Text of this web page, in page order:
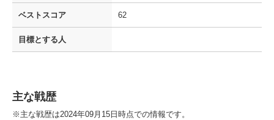
ベストスコア 62
目標とする人
主な戦歴
※主な戦歴は2024年09月15日時点での情報です。